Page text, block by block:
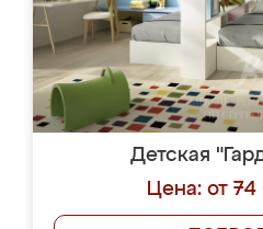
Детская
Цена: от